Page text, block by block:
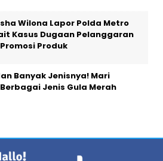
Wilona Lapor Polda Metro
Kasus Dugaan Pelanggaran
Produk
Banyak Jenisnya! Mari
Jenis Gula Merah